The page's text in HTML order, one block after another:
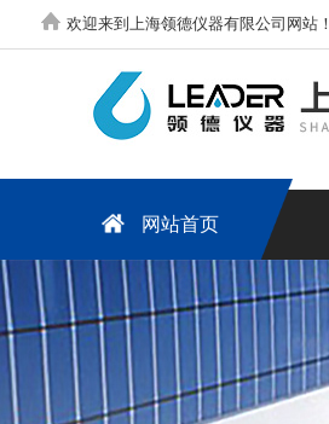
欢迎来到上海领德仪器有限公司网站！
网站首页